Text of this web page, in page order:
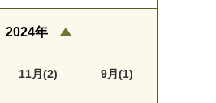
2024年
11月(2) 9月(1)